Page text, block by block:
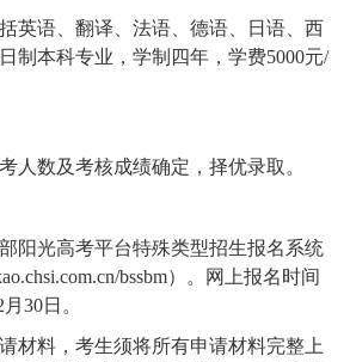
英语、翻译、法语、德语、日语、西
制本科专业，学制四年，学费5000元/
人数及考核成绩确定，择优录取。
阳光高考平台特殊类型招生报名系统
bssbm）。网上报名时间
月 30日。
材料，考生须将所有申请材料完整上